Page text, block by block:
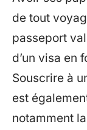
de tout
passeport
d’un visa en
Souscrire à
est
notamment